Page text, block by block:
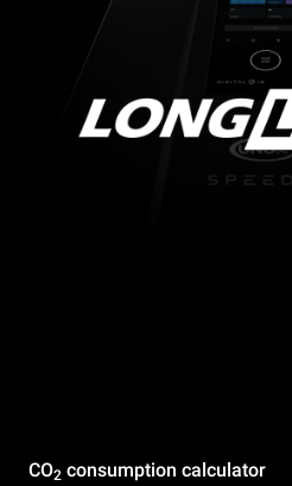
CO2 consumption calculator